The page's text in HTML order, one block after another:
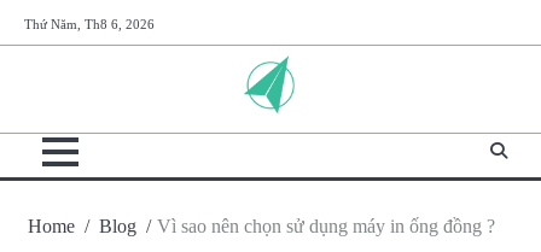
to
Thứ Năm, Th8 6, 2026
Home Blog Vì sao nên chọn sử dụng máy in ống đồng ?